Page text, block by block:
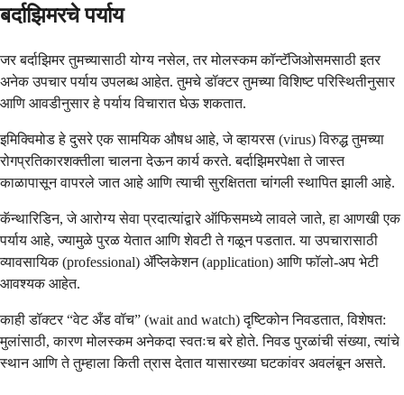
बर्दाझिमरचे पर्याय
जर बर्दाझिमर तुमच्यासाठी योग्य नसेल, तर मोलस्कम कॉन्टॅजिओसमसाठी इतर
अनेक उपचार पर्याय उपलब्ध आहेत. तुमचे डॉक्टर तुमच्या विशिष्ट परिस्थितीनुसार
आणि आवडीनुसार हे पर्याय विचारात घेऊ शकतात.
इमिक्विमोड हे दुसरे एक सामयिक औषध आहे, जे व्हायरस (virus) विरुद्ध तुमच्या
रोगप्रतिकारशक्तीला चालना देऊन कार्य करते. बर्दाझिमरपेक्षा ते जास्त
काळापासून वापरले जात आहे आणि त्याची सुरक्षितता चांगली स्थापित झाली आहे.
कॅन्थारिडिन, जे आरोग्य सेवा प्रदात्यांद्वारे ऑफिसमध्ये लावले जाते, हा आणखी एक
पर्याय आहे, ज्यामुळे पुरळ येतात आणि शेवटी ते गळून पडतात. या उपचारासाठी
व्यावसायिक (professional) ॲप्लिकेशन (application) आणि फॉलो-अप भेटी
आवश्यक आहेत.
काही डॉक्टर “वेट अँड वॉच” (wait and watch) दृष्टिकोन निवडतात, विशेषत:
मुलांसाठी, कारण मोलस्कम अनेकदा स्वतःच बरे होते. निवड पुरळांची संख्या, त्यांचे
स्थान आणि ते तुम्हाला किती त्रास देतात यासारख्या घटकांवर अवलंबून असते.